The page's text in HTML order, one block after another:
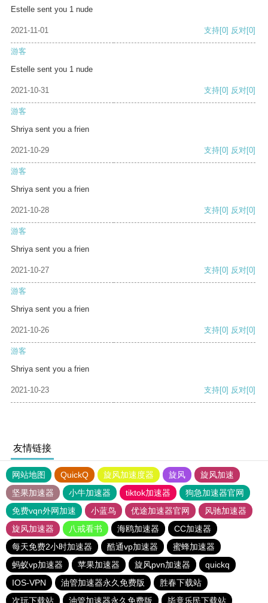
Estelle sent you 1 nude
2021-11-01 支持[0] 反对[0]
游客
Estelle sent you 1 nude
2021-10-31 支持[0] 反对[0]
游客
Shriya sent you a frien
2021-10-29 支持[0] 反对[0]
游客
Shriya sent you a frien
2021-10-28 支持[0] 反对[0]
游客
Shriya sent you a frien
2021-10-27 支持[0] 反对[0]
游客
Shriya sent you a frien
2021-10-26 支持[0] 反对[0]
游客
Shriya sent you a frien
2021-10-23 支持[0] 反对[0]
友情链接
网站地图 QuickQ 旋风加速度器 旋风
旋风加速
坚果加速器
小牛加速器 tiktok加速器
狗急加速器官网
免费vqn外网加速
小蓝鸟 优途加速器官网
风驰加速器
旋风加速器
八戒看书 海鸥加速器
CC加速器
每天免费2小时加速器
酷通vp加速器
蜜蜂加速器
蚂蚁vp加速器
苹果加速器 旋风pvn加速器
quickq
IOS-VPN
油管加速器永久免费版
胜春下载站
次玩下载站
油管加速器永久免费版 毕竟乐民下载站